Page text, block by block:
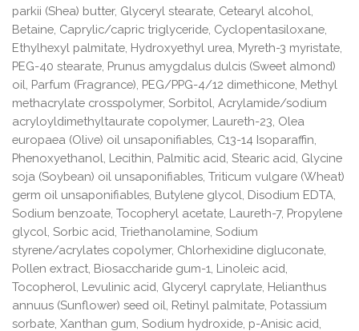
parkii (Shea) butter, Glyceryl stearate, Cetearyl alcohol,
Betaine, Caprylic/capric triglyceride, Cyclopentasiloxane,
Ethylhexyl palmitate, Hydroxyethyl urea, Myreth-3 myristate,
PEG-40 stearate, Prunus amygdalus dulcis (Sweet almond)
oil, Parfum (Fragrance), PEG/PPG-4/12 dimethicone, Methyl
methacrylate crosspolymer, Sorbitol, Acrylamide/sodium
acryloyldimethyltaurate copolymer, Laureth-23, Olea
europaea (Olive) oil unsaponifiables, C13-14 Isoparaffin,
Phenoxyethanol, Lecithin, Palmitic acid, Stearic acid, Glycine
soja (Soybean) oil unsaponifiables, Triticum vulgare (Wheat)
germ oil unsaponifiables, Butylene glycol, Disodium EDTA,
Sodium benzoate, Tocopheryl acetate, Laureth-7, Propylene
glycol, Sorbic acid, Triethanolamine, Sodium
styrene/acrylates copolymer, Chlorhexidine digluconate,
Pollen extract, Biosaccharide gum-1, Linoleic acid,
Tocopherol, Levulinic acid, Glyceryl caprylate, Helianthus
annuus (Sunflower) seed oil, Retinyl palmitate, Potassium
sorbate, Xanthan gum, Sodium hydroxide, p-Anisic acid,